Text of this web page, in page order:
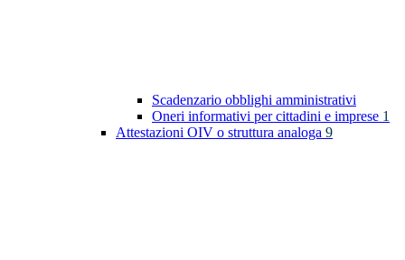
Scadenzario obblighi amministrativi
Oneri informativi per cittadini e imprese 1
Attestazioni OIV o struttura analoga 9